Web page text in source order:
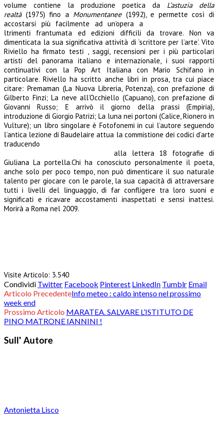
volume contiene la produzione poetica da L’astuzia della
realtà(1975) fino a Monumentanee(1992), e permette così di
accostarsi più facilmente ad un’opera a
ltrimenti frantumata ed edizioni difficili da trovare. Non va
dimenticata la sua significativa attività di ‘scrittore per l’arte’. Vito
Riviello ha firmato testi , saggi, recensioni per i più particolari
artisti del panorama italiano e internazionale, i suoi rapporti
continuativi con la Pop Art Italiana con Mario Schifano in
particolare. Riviello ha scritto anche libri in prosa, tra cui piace
citare: Premaman (La Nuova Libreria, Potenza), con prefazione di
Gilberto Finzi; La neve all’Occhiello (Capuano), con prefazione di
Giovanni Russo; E arrivò il giorno della prassi (Empiria),
introduzione di Giorgio Patrizi; La luna nei portoni (Calice, Rionero in
Vulture); un libro singolare è Fotofonemi in cui l’autore seguendo
l’antica lezione di Baudelaire attua la commistione dei codici d’arte
traducendo
alla lettera 18 fotografie di
Giuliana La portella.Chi ha conosciuto personalmente il poeta,
anche solo per poco tempo, non può dimenticare il suo naturale
talento per giocare con le parole, la sua capacità di attraversare
tutti i livelli del linguaggio, di far confligere tra loro suoni e
significati e ricavare accostamenti inaspettati e sensi inattesi.
Morirà a Roma nel 2009.
Visite Articolo: 3.540
Condividi Twitter Facebook Pinterest LinkedIn Tumblr Email
Articolo PrecedenteInfo meteo : caldo intenso nel prossimo
week end
Prossimo Articolo MARATEA. SALVARE L’ISTITUTO DE
PINO MATRONE IANNINI !
Sull' Autore
Antonietta Lisco